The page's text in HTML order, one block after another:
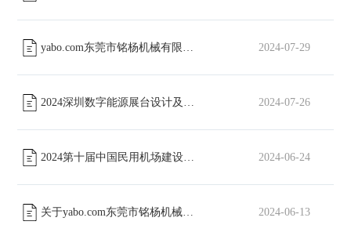
yabo.com东莞市铭杨机械有限公司工会委员会篮球场改造工程磋商公告 2024-07-29
2024深圳数字能源展台设计及搭建招标通知 [已截止]
2024-07-26
2024第十届中国民用机场建设年会展位搭建招标 [已截止]
2024-06-24
关于yabo.com东莞市铭杨机械有限公司形象宣传片采购项目招标公告 2024-06-13